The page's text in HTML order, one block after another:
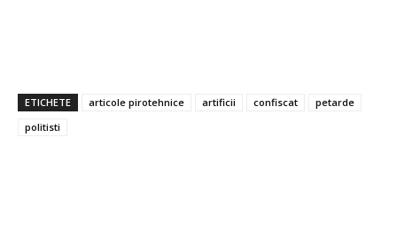
ETICHETE articole pirotehnice artificii confiscat
petarde
politisti